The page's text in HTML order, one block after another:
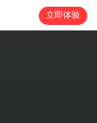
立即体验